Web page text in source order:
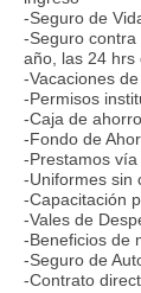
-Seguro de
-Seguro
año, las 24 hrs
-Vacaciones
-Permisos
-Caja de ahorro
-Fondo de
-Prestamos vía
-Uniformes sin
-Capacitación
-Vales de
-Beneficios de
-Seguro de
-Contrato